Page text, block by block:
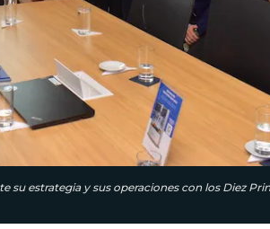
estrategia y sus operaciones con los Diez